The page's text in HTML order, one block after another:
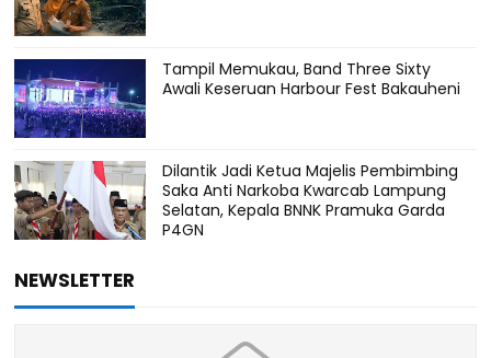
Tampil Memukau, Band Three Sixty
Awali Keseruan Harbour Fest Bakauheni
Dilantik Jadi Ketua Majelis Pembimbing
Saka Anti Narkoba Kwarcab Lampung
Selatan, Kepala BNNK Pramuka Garda
P4GN
NEWSLETTER